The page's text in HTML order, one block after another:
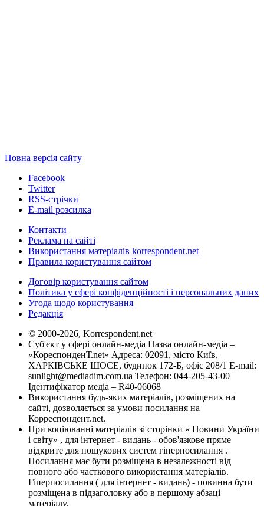
Повна версія сайту
Facebook
Twitter
RSS-стрічки
E-mail розсилка
Контакти
Реклама на сайті
Використання матеріалів korrespondent.net
Правила користування сайтом
Договір користування сайтом
Політика у сфері конфіденційності і персональних даних
Угода щодо користування
Редакція
© 2000-2026, Korrespondent.net
Суб'єкт у сфері онлайн-медіа Назва онлайн-медіа –
«КореспонденТ.net» Адреса: 02091, місто Київ,
ХАРКІВСЬКЕ ШОСЕ, будинок 172-Б, офіс 208/1 E-mail:
sunlight@mediadim.com.ua Телефон: 044-205-43-00
Ідентифікатор медіа – R40-06068
Використання будь-яких матеріалів, розміщених на
сайті, дозволяється за умови посилання на
Корреспондент.net.
При копіюванні матеріалів зі сторінки « Новини України
і світу» , для інтернет - видань - обов'язкове пряме
відкрите для пошукових систем гіперпосилання .
Посилання має бути розміщена в незалежності від
повного або часткового використання матеріалів.
Гіперпосилання ( для інтернет - видань) - повинна бути
розміщена в підзаголовку або в першому абзаці
матеріалу.